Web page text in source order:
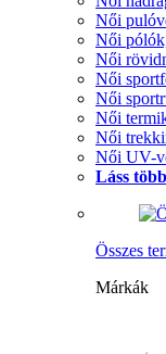
Női
Női
Női
Női
Női
Női
Női
Női UV-
Láss
Összes
Márkák